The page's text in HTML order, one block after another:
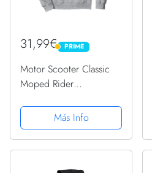
31,99€ PRIME
PRIME
Motor Scooter Classic
Moped Rider
Sudadera con Capucha
Más Info